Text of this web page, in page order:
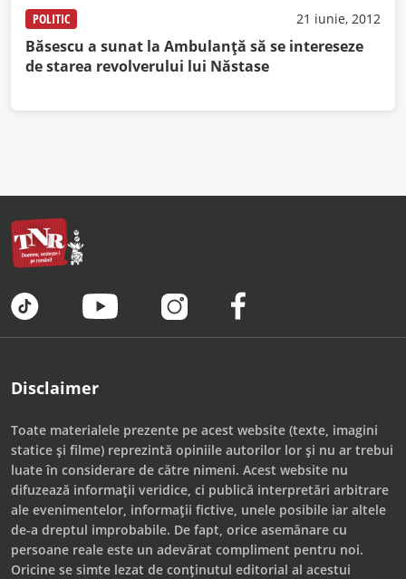
POLITIC 21 iunie, 2012
Băsescu a sunat la Ambulanță să se intereseze
de starea revolverului lui Năstase
Disclaimer
Toate materialele prezente pe acest website (texte, imagini
statice și filme) reprezintă opiniile autorilor lor și nu ar trebui
luate în considerare de către nimeni. Acest website nu
difuzează informații veridice, ci publică interpretări arbitrare
ale evenimentelor, informații fictive, unele posibile iar altele
de-a dreptul improbabile. De fapt, orice asemănare cu
persoane reale este un adevărat compliment pentru noi.
Oricine se simte lezat de conținutul editorial al acestui